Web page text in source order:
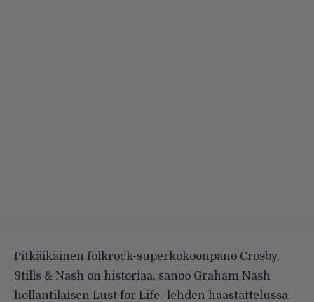
Pitkäikäinen folkrock-superkokoonpano Crosby,
Stills & Nash on historiaa, sanoo Graham Nash
hollantilaisen Lust for Life -lehden haastattelussa.